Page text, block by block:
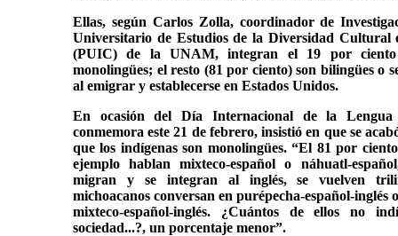
Ellas, según Carlos Zolla, coordinador de
Universitario de Estudios de la Diversidad Cultural
(PUIC) de la UNAM, integran el 19 por ciento
monolingües; el resto (81 por ciento) son bilingües o
al emigrar y establecerse en Estados Unidos.
En ocasión del Día Internacional de la
conmemora este 21 de febrero, insistió en que se
que los indígenas son monolingües. “El 81 por
ejemplo hablan mixteco-español o náhuatl-
migran y se integran al inglés, se vuelven
michoacanos conversan en purépecha-español-inglés
mixteco-español-inglés. ¿Cuántos de ellos no
sociedad...?, un porcentaje menor”.